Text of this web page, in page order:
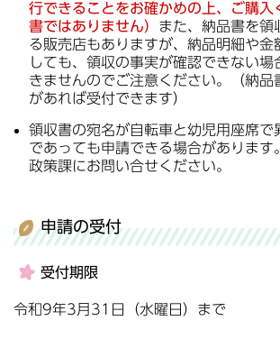
行できることをお確かめの上、ご購入
書ではありません） また、納品書を領
る販売店もありますが、納品明細や金
しても、領収の事実が確認できない場
きませんのでご注意ください。（納品
があれば受付できます）
領収書の宛名が自転車と幼児用座席で
であっても申請できる場合があります
政策課にお問い合せください。
申請の受付
受付期限
令和9年3月31日（水曜日）まで